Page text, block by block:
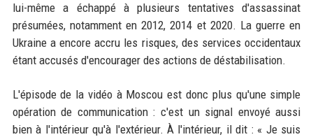
lui-même a échappé à plusieurs tentatives d'assassinat
présumées, notamment en 2012, 2014 et 2020. La guerre en
Ukraine a encore accru les risques, des services occidentaux
étant accusés d'encourager des actions de déstabilisation.
L'épisode de la vidéo à Moscou est donc plus qu'une simple
opération de communication : c'est un signal envoyé aussi
bien à l'intérieur qu'à l'extérieur. À l'intérieur, il dit : « Je suis